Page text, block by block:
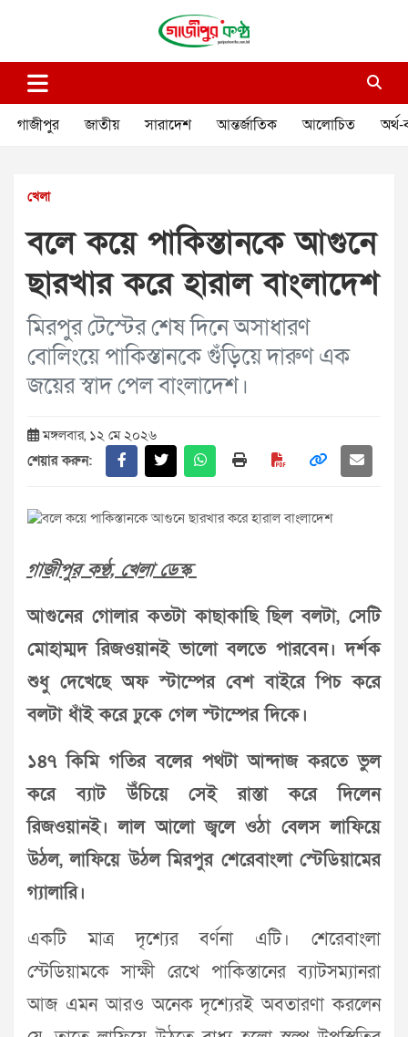
গাজীপুর কণ্ঠ
গাজীপুর জাতীয় সারাদেশ আন্তর্জাতিক আলোচিত অর্থ-
খেলা
বলে কয়ে পাকিস্তানকে আগুনে
ছারখার করে হারাল বাংলাদেশ
মিরপুর টেস্টের শেষ দিনে অসাধারণ
বোলিংয়ে পাকিস্তানকে গুঁড়িয়ে দারুণ এক
জয়ের স্বাদ পেল বাংলাদেশ।
মঙ্গলবার, ১২ মে ২০২৬
শেয়ার করুন:
গাজীপুর কণ্ঠ, খেলা ডেস্ক
আগুনের গোলার কতটা কাছাকাছি ছিল বলটা, সেটি
মোহাম্মদ রিজওয়ানই ভালো বলতে পারবেন। দর্শক
শুধু দেখেছে অফ স্টাম্পের বেশ বাইরে পিচ করে
বলটা ধাঁই করে ঢুকে গেল স্টাম্পের দিকে।
১৪৭ কিমি গতির বলের পথটা আন্দাজ করতে ভুল
করে ব্যাট উঁচিয়ে সেই রাস্তা করে দিলেন
রিজওয়ানই। লাল আলো জ্বলে ওঠা বেলস লাফিয়ে
উঠল, লাফিয়ে উঠল মিরপুর শেরেবাংলা স্টেডিয়ামের
গ্যালারি।
একটি মাত্র দৃশ্যের বর্ণনা এটি। শেরেবাংলা
স্টেডিয়ামকে সাক্ষী রেখে পাকিস্তানের ব্যাটসম্যানরা
আজ এমন আরও অনেক দৃশ্যেরই অবতারণা করলেন